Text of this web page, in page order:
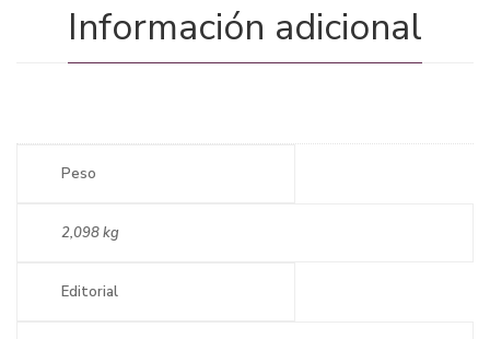
Información adicional
Peso
2,098 kg
Editorial